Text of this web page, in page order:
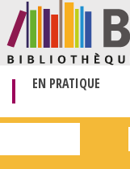
EN PRATIQUE